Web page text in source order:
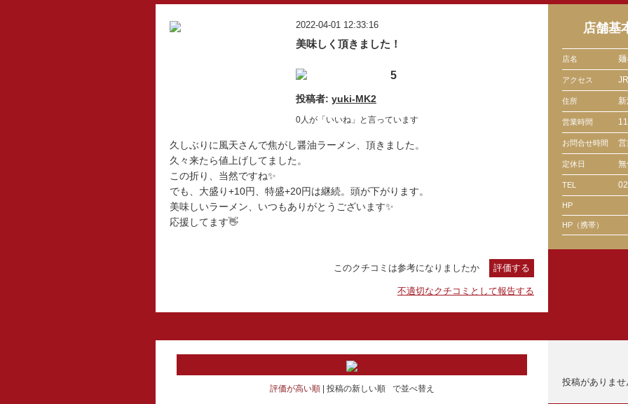
2022-04-01 12:33:16
美味しく頂きました！
5
投稿者: yuki-MK2
0人が「いいね」と言っています
久しぶりに風天さんで焦がし醤油ラーメン、頂きました。
久々来たら値上げしてました。
この折り、当然ですね✨
でも、大盛り+10円、特盛+20円は継続。頭が下がります。
美味しいラーメン、いつもありがとうございます✨
応援してます👋
このクチコミは参考になりましたか 評価する
不適切なクチコミとして報告する
店舗基
店名
アクセス
住所
営業時間
お問合せ時間
定休日
TEL
HP
HP（携帯）
評価が高い順 投稿の新しい順 で並べ替え
投稿がありませ